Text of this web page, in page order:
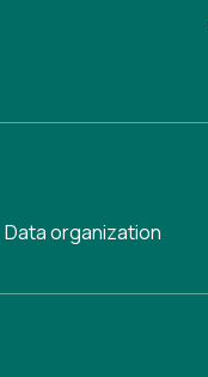
Data organization